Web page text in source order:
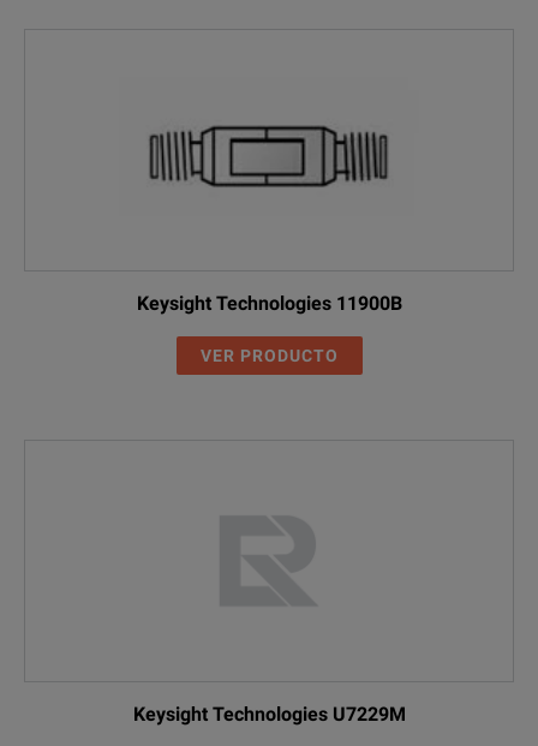
Keysight Technologies 11900B
VER PRODUCTO
Keysight Technologies U7229M